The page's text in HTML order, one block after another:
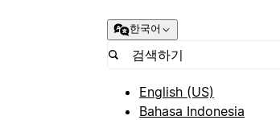
한국어
English (US)
Bahasa Indonesia